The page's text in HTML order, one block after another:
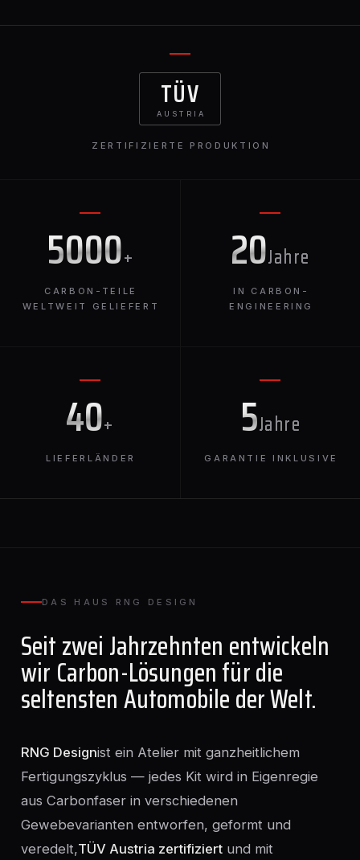
5000+
CARBON-TEILE
WELTWEIT GELIEFERT
20Jahre
IN CARBON-
ENGINEERING
TÜV
AUSTRIA
ZERTIFIZIERTE PRODUKTION
40+
LIEFERLÄNDER
5Jahre
GARANTIE INKLUSIVE
DAS HAUS RNG DESIGN
Seit zwei Jahrzehnten entwickeln
wir Carbon-Lösungen für die
seltensten Automobile der Welt.
RNG Designist ein Atelier mit ganzheitlichem
Fertigungszyklus — jedes Kit wird in Eigenregie
aus Carbonfaser in verschiedenen
Gewebevarianten entworfen, geformt und
veredelt,TÜV Austria zertifiziert und mit